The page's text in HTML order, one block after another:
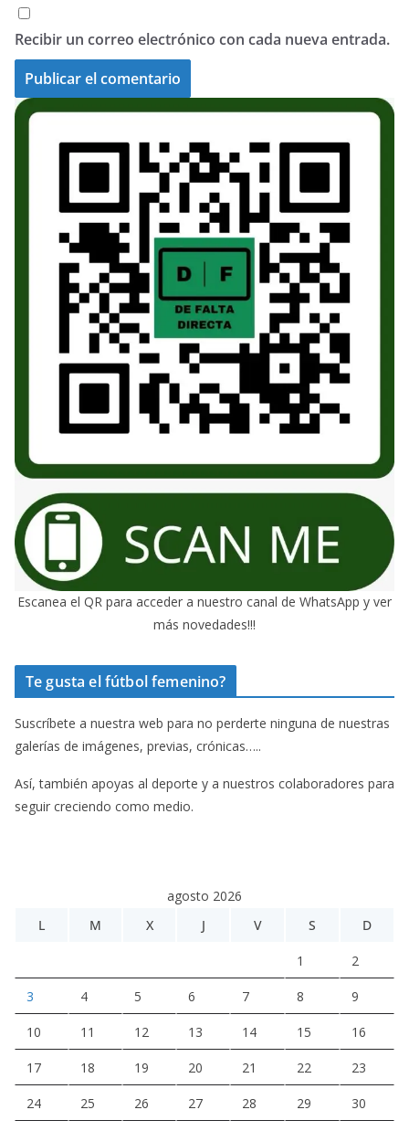
Recibir un correo electrónico con cada nueva entrada.
Escanea el QR para acceder a nuestro canal de WhatsApp y ver
más novedades!!!
Te gusta el fútbol femenino?
Suscríbete a nuestra web para no perderte ninguna de nuestras
galerías de imágenes, previas, crónicas…..
Así, también apoyas al deporte y a nuestros colaboradores para
seguir creciendo como medio.
agosto 2026
L
M X J V S D
1 2
3 4 5 6 7 8 9
10 11 12 13 14 15 16
17 18 19 20 21 22 23
24 25 26 27 28 29 30